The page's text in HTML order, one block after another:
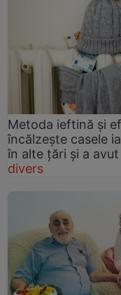
Metoda ieftină și
încălzește casele
în alte țări și a
divers